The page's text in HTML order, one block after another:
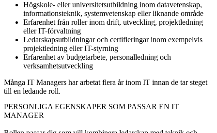
Högskole- eller universitetsutbildning inom datavetenskap,
informationsteknik, systemvetenskap eller liknande område
Erfarenhet från roller inom drift, utveckling, projektledning
eller IT-förvaltning
Ledarskapsutbildningar och certifieringar inom exempelvis
projektledning eller IT-styrning
Erfarenhet av budgetarbete, personalledning och
verksamhetsutveckling
Många IT Managers har arbetat flera år inom IT innan de tar steget
till en ledande roll.
PERSONLIGA EGENSKAPER SOM PASSAR EN IT
MANAGER